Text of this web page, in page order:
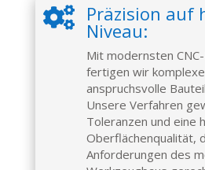
 Präzision auf
Niveau:
Mit modernsten
fertigen wir
anspruchsvolle
Unsere Verfahren
Toleranzen und eine
Oberflächenqualität,
Anforderungen des